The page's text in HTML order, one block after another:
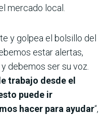
mercado local.
y golpea el bolsillo del
estar alertas,
debemos ser su voz.
trabajo desde el
puede ir
hacer para ayudar“,